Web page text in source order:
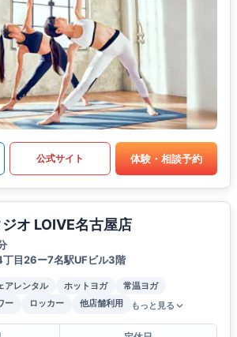
公式サイト 体験・相談予約
オ LOIVE名古屋店
目26ー7名駅UFビル3階
アレンタル ホットヨガ
常温ヨガ
ー ロッカー 他店舗利用 もっと見る